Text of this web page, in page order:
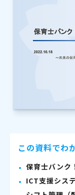
この資料でわ
保育士バンク
ICT支援シス